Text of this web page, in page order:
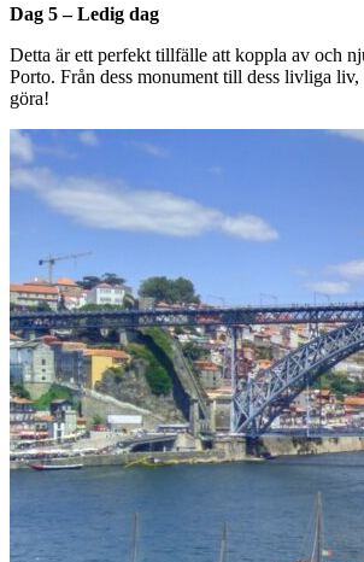
Dag 5 – Ledig dag
Detta är ett perfekt tillfälle att koppla av och
Porto. Från dess monument till dess livliga
göra!